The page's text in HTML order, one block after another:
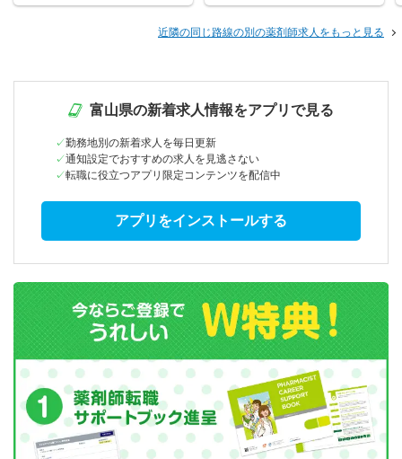
近隣の同じ路線の別の薬剤師求人をもっと見る
富山県の新着求人情報をアプリで見る
勤務地別の新着求人を毎日更新
通知設定でおすすめの求人を見逃さない
転職に役立つアプリ限定コンテンツを配信中
アプリをインストールする